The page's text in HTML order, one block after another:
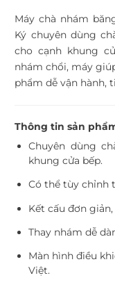
Máy chà nhám
Ký chuyên dùng
cho cạnh khung
nhám chổi, máy
phẩm dễ vận hành,
Thông tin sản
Chuyên dùng
khung cửa bếp.
Có thể tùy chỉnh
Kết cấu đơn
Thay nhám dễ
Màn hình điều
Việt.